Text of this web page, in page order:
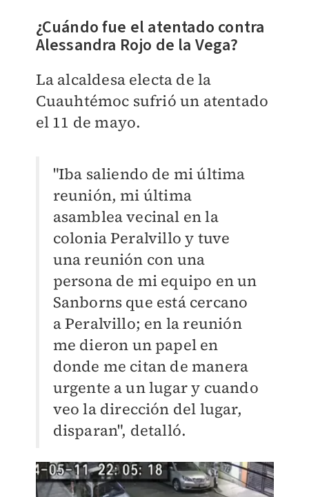
¿Cuándo fue el atentado contra
Alessandra Rojo de la Vega?
La alcaldesa electa de la
Cuauhtémoc sufrió un atentado
el 11 de mayo.
"Iba saliendo de mi última
reunión, mi última
asamblea vecinal en la
colonia Peralvillo y tuve
una reunión con una
persona de mi equipo en un
Sanborns que está cercano
a Peralvillo; en la reunión
me dieron un papel en
donde me citan de manera
urgente a un lugar y cuando
veo la dirección del lugar,
disparan", detalló.